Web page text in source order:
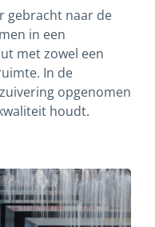
gebracht naar de
in een
met zowel een
In de
opgenomen
houdt.